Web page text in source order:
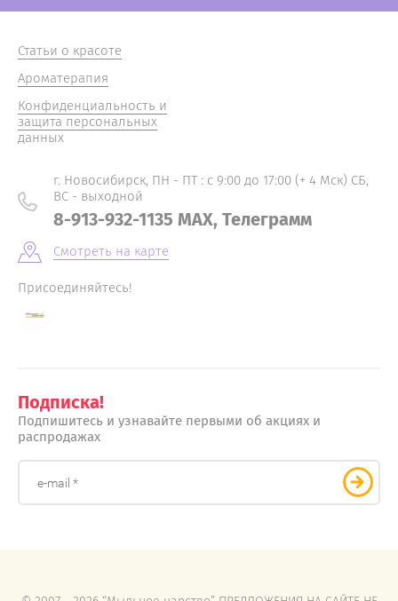
Статьи о красоте
Ароматерапия
Конфиденциальность и
защита персональных
данных
г. Новосибирск, ПН - ПТ : с 9:00 до 17:00 (+ 4 Мск) СБ,
ВС - выходной
8-913-932-1135 MAX, Телеграмм
Смотреть на карте
Присоединяйтесь!
Подписка!
Подпишитесь и узнавайте первыми об акциях и
распродажах